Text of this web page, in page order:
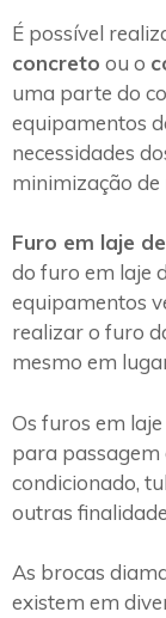
É possível
concreto ou o
uma parte do
equipamentos
necessidades
minimização de
Furo em laje
do furo em laje
equipamentos
realizar o furo
mesmo em
Os furos em
para passagem
condicionado,
outras
As brocas
existem em